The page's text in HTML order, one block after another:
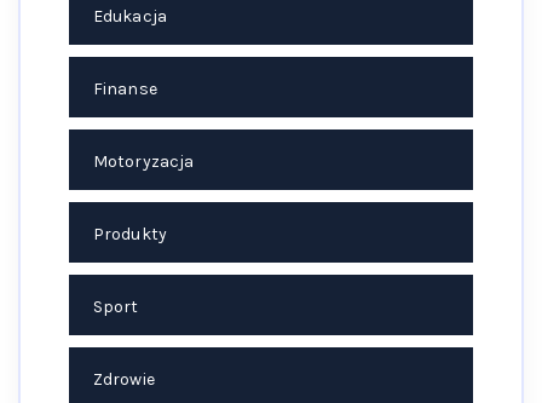
Edukacja
Finanse
Motoryzacja
Produkty
Sport
Zdrowie